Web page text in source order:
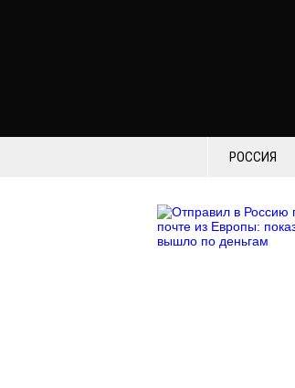
РОССИЯ